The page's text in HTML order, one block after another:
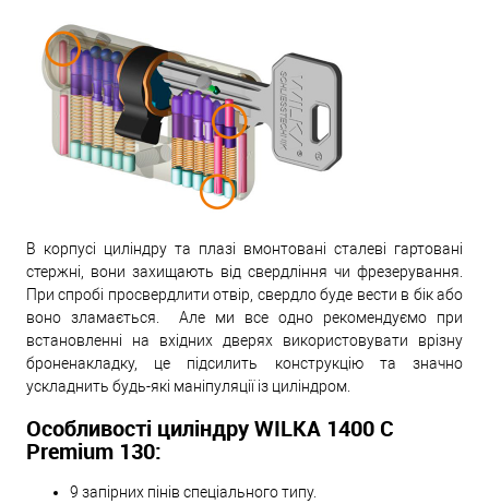
В корпусі циліндру та плазі вмонтовані сталеві гартовані
стержні, вони захищають від свердління чи фрезерування.
При спробі просвердлити отвір, свердло буде вести в бік або
воно зламається. Але ми все одно рекомендуємо при
встановленні на вхідних дверях використовувати врізну
броненакладку, це підсилить конструкцію та значно
ускладнить будь-які маніпуляції із циліндром.
Особливості циліндру WILKA 1400 C
Premium 130:
9 запірних пінів спеціального типу.